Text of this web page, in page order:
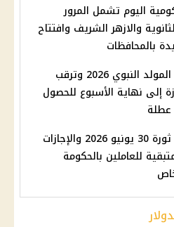
اليوم تشمل المرور
والازهر الشريف وافتتاح
بالمحافظات
موعد إجازة المولد النبوي 2026 وترقب
إلى نهاية الأسبوع للحصول
موعد إجازة ثورة 30 يونيو 2026 والإجازات
للعاملين بالحكومة